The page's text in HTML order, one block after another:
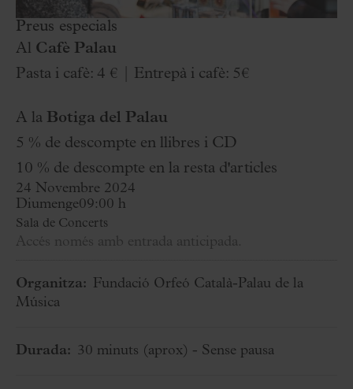
Preus especials
Al Cafè Palau
Pasta i cafè: 4 € | Entrepà i cafè: 5€
A la Botiga del Palau
5 % de descompte en llibres i CD
10 % de descompte en la resta d'articles
24 Novembre 2024
Diumenge09:00 h
Sala de Concerts
Accés només amb entrada anticipada.
Organitza: Fundació Orfeó Català-Palau de la
Música
Durada: 30 minuts (aprox) - Sense pausa